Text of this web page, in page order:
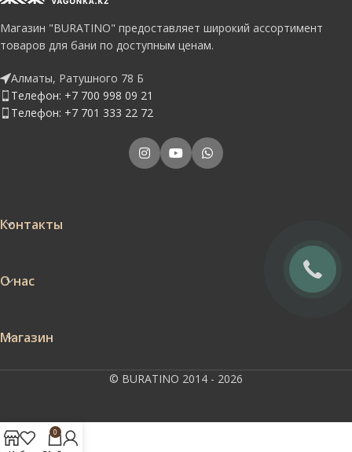
Магазин "BURATINO" предоставляет широкий ассортимент
товаров для бани по доступным ценам.
Алматы, Ратушного 78 Б
Телефон: +7 700 998 09 21
Телефон: +7 701 333 22 72
Контакты
О нас
Магазин
© BURATINO 2014 - 2026
0